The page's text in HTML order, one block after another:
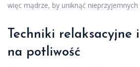
więc mądrze, by uniknąć nieprzyjemnych
Techniki relaksacyjne
na potliwość